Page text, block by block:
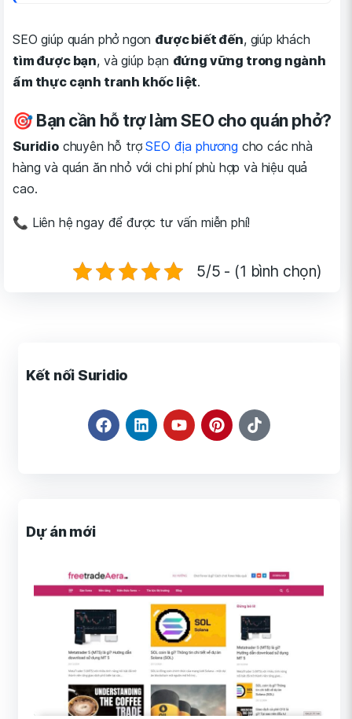
SEO giúp quán phở ngon được biết đến, giúp khách
tìm được bạn, và giúp bạn đứng vững trong ngành
ẩm thực cạnh tranh khốc liệt.
🎯 Bạn cần hỗ trợ làm SEO cho quán phở?
Suridiochuyên hỗ trợSEO địa phương cho các nhà
hàng và quán ăn nhỏ với chi phí phù hợp và hiệu quả
cao.
📞 Liên hệ ngay để được tư vấn miễn phí!
5/5 - (1 bình chọn)
Kết nối Suridio
Dự án mới